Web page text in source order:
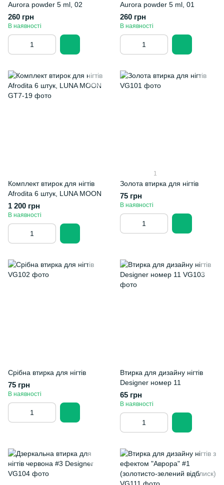
Aurora powder 5 ml, 02
260 грн
В наявності
Aurora powder 5 ml, 01
260 грн
В наявності
Комплект втирок для нігтів
Afrodita 6 штук, LUNA MOON
1 200 грн
В наявності
1
Золота втирка для нігтів
75 грн
В наявності
Срібна втирка для нігтів
75 грн
В наявності
Втирка для дизайну нігтів
Designer номер 11
65 грн
В наявності